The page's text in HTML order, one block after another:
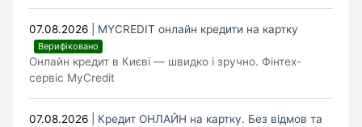
07.08.2026 MYCREDIT онлайн кредити на картку
Верифіковано
Онлайн кредит в Києві — швидко і зручно. Фінтех-
сервіс MyCredit
07.08.2026
Кредит ОНЛАЙН на картку. Без відмов та